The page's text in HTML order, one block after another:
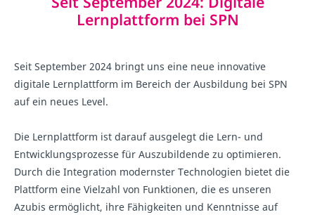
Lernplattform bei SPN
Seit September 2024 bringt uns eine neue innovative
digitale Lernplattform im Bereich der Ausbildung bei SPN
auf ein neues Level.
Die Lernplattform ist darauf ausgelegt die Lern- und
Entwicklungsprozesse für Auszubildende zu optimieren.
Durch die Integration modernster Technologien bietet die
Plattform eine Vielzahl von Funktionen, die es unseren
Azubis ermöglicht, ihre Fähigkeiten und Kenntnisse auf